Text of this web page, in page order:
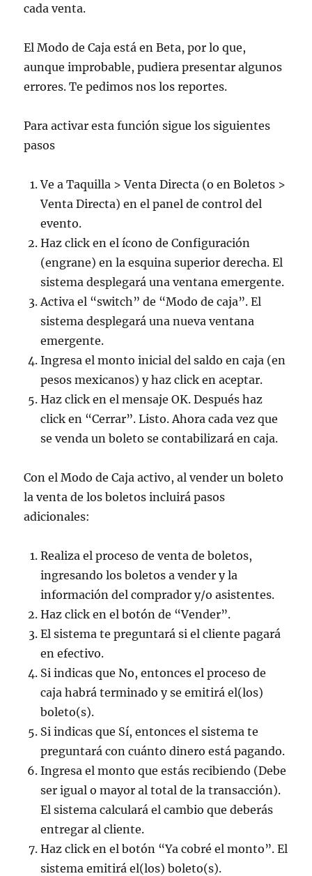
cada venta.
El Modo de Caja está en Beta, por lo que,
aunque improbable, pudiera presentar algunos
errores. Te pedimos nos los reportes.
Para activar esta función sigue los siguientes
pasos
Ve a Taquilla > Venta Directa (o en Boletos >
Venta Directa) en el panel de control del
evento.
Haz click en el ícono de Configuración
(engrane) en la esquina superior derecha. El
sistema desplegará una ventana emergente.
Activa el “switch” de “Modo de caja”. El
sistema desplegará una nueva ventana
emergente.
Ingresa el monto inicial del saldo en caja (en
pesos mexicanos) y haz click en aceptar.
Haz click en el mensaje OK. Después haz
click en “Cerrar”. Listo. Ahora cada vez que
se venda un boleto se contabilizará en caja.
Con el Modo de Caja activo, al vender un boleto
la venta de los boletos incluirá pasos
adicionales:
Realiza el proceso de venta de boletos,
ingresando los boletos a vender y la
información del comprador y/o asistentes.
Haz click en el botón de “Vender”.
El sistema te preguntará si el cliente pagará
en efectivo.
Si indicas que No, entonces el proceso de
caja habrá terminado y se emitirá el(los)
boleto(s).
Si indicas que Sí, entonces el sistema te
preguntará con cuánto dinero está pagando.
Ingresa el monto que estás recibiendo (Debe
ser igual o mayor al total de la transacción).
El sistema calculará el cambio que deberás
entregar al cliente.
Haz click en el botón “Ya cobré el monto”. El
sistema emitirá el(los) boleto(s).